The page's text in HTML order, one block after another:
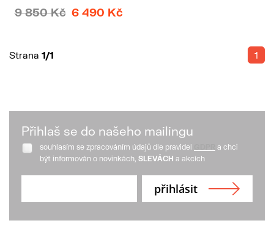
9 850 Kč 6 490 Kč
Strana 1/1 1
Přihlaš se do našeho mailingu
souhlasím se zpracováním údajů dle pravidel
a chci
být informován o novinkách, SLEVÁCH a akcích